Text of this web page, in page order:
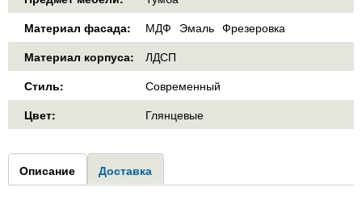
Материал фасада:
МДФ Эмаль Фрезеровка
Материал корпуса:
ЛДСП
Стиль:
Современный
Цвет:
Глянцевые
Group1
Описание (активная
вкладка)
Доставка